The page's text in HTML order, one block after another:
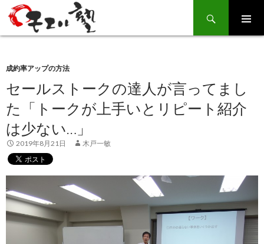
Search
SKIP
TO
成約率アップの方法
セールストークの達人が言ってまし
た「トークが上手いとリピート紹介
は少ない…」
2019年8月21日 木戸一敏